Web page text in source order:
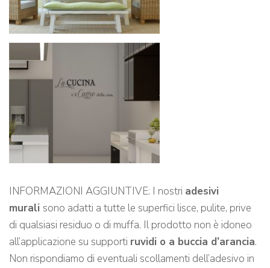
INFORMAZIONI AGGIUNTIVE: I nostri adesivi
murali sono adatti a tutte le superfici lisce, pulite, prive
di qualsiasi residuo o di muffa. Il prodotto non è idoneo
all’applicazione su supporti ruvidi o a buccia d’arancia.
Non rispondiamo di eventuali scollamenti dell’adesivo in